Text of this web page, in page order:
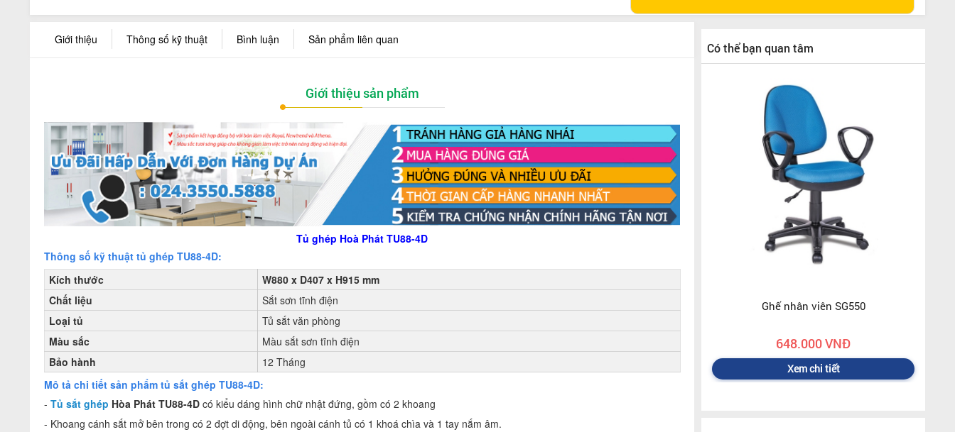
Giới thiệu Thông số kỹ thuật Bình luận Sản phẩm liên quan
Giới thiệu sản phẩm
Tủ ghép Hoà Phát TU88-4D
Thông số kỹ thuật tủ ghép TU88-4D:
Kích thước
W880 x D407 x H915 mm
Chất liệu
Sắt sơn tĩnh điện
Loại tủ
Tủ sắt văn phòng
Màu sắc
Màu sắt sơn tĩnh điện
Bảo hành
12 Tháng
Mô tả chi tiết sản phẩm tủ sắt ghép TU88-4D:
- Tủ sắt ghép Hòa Phát TU88-4D có kiểu dáng hình chữ nhật đứng, gồm có 2 khoang
- Khoang cánh sắt mở bên trong có 2 đợt di động, bên ngoài cánh tủ có 1 khoá chìa và 1 tay nắm âm.
Có thể bạn quan tâm
Ghế nhân viên SG550
648.000 VNĐ
Xem chi tiết